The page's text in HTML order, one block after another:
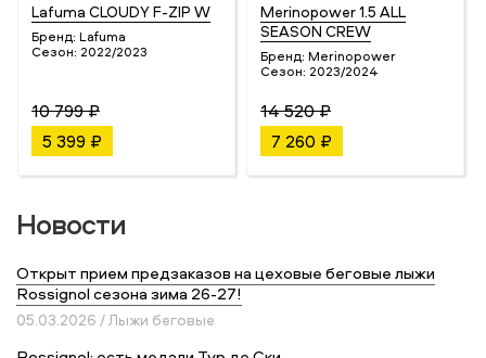
Lafuma CLOUDY F-ZIP W
Бренд: Lafuma
Сезон: 2022/2023
10 799 ₽
5 399 ₽
Merinopower 1.5 ALL
SEASON CREW
Бренд: Merinopower
Сезон: 2023/2024
14 520 ₽
7 260 ₽
Новости
Открыт прием предзаказов на цеховые беговые лыжи
Rossignol сезона зима 26-27!
05.03.2026 / Лыжи беговые